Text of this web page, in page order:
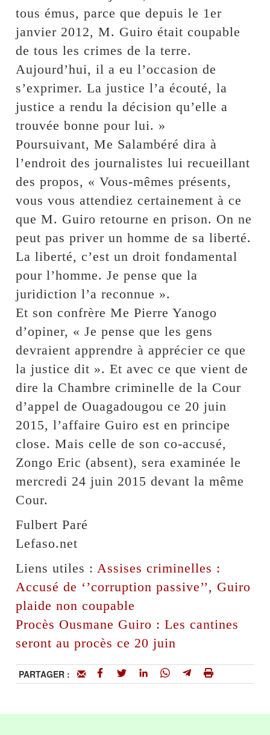
tous émus, parce que depuis le 1er
janvier 2012, M. Guiro était coupable
de tous les crimes de la terre.
Aujourd’hui, il a eu l’occasion de
s’exprimer. La justice l’a écouté, la
justice a rendu la décision qu’elle a
trouvée bonne pour lui. »
Poursuivant, Me Salambéré dira à
l’endroit des journalistes lui recueillant
des propos, « Vous-mêmes présents,
vous vous attendiez certainement à ce
que M. Guiro retourne en prison. On ne
peut pas priver un homme de sa liberté.
La liberté, c’est un droit fondamental
pour l’homme. Je pense que la
juridiction l’a reconnue ».
Et son confrère Me Pierre Yanogo
d’opiner, « Je pense que les gens
devraient apprendre à apprécier ce que
la justice dit ». Et avec ce que vient de
dire la Chambre criminelle de la Cour
d’appel de Ouagadougou ce 20 juin
2015, l’affaire Guiro est en principe
close. Mais celle de son co-accusé,
Zongo Eric (absent), sera examinée le
mercredi 24 juin 2015 devant la même
Cour.
Fulbert Paré
Lefaso.net
Liens utiles : Assises criminelles :
Accusé de ‘’corruption passive’’, Guiro
plaide non coupable
Procès Ousmane Guiro : Les cantines
seront au procès ce 20 juin
PARTAGER :